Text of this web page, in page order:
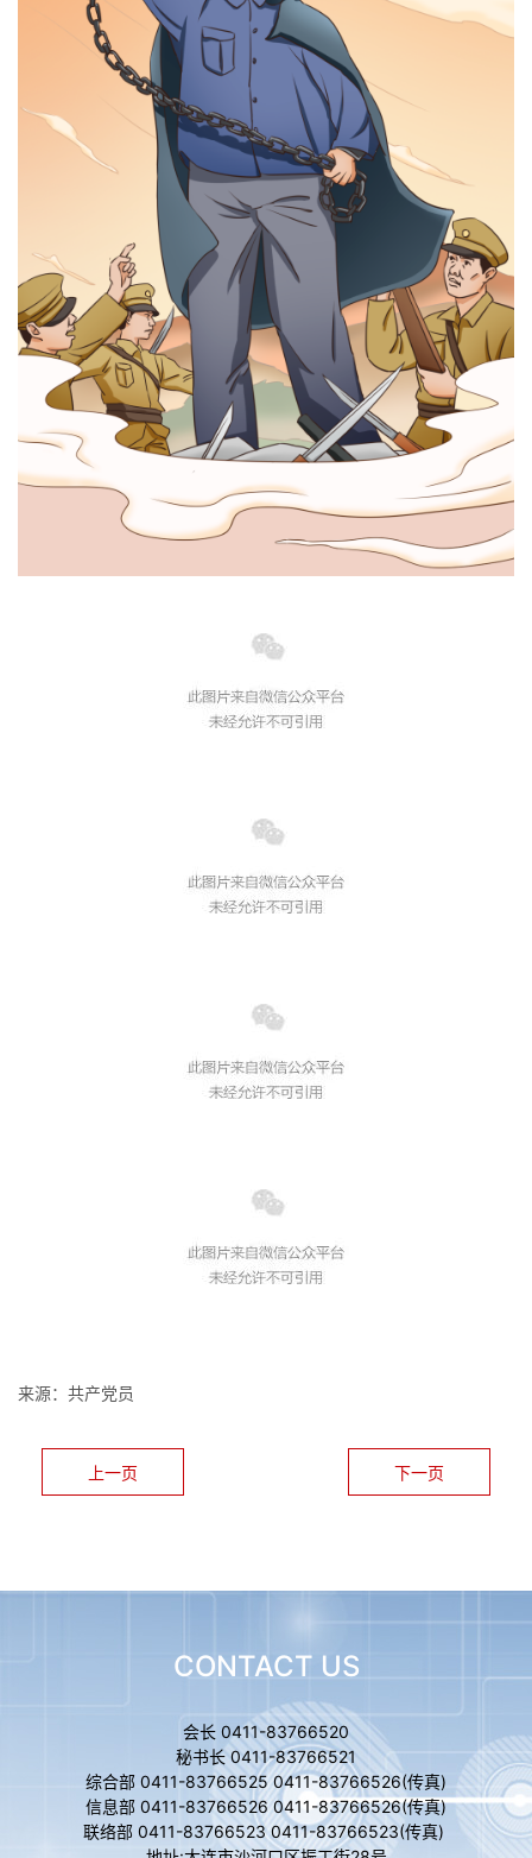
来源：共产党员
上一页 下一页
CONTACT US
会长 0411-83766520
秘书长 0411-83766521
综合部 0411-83766525 0411-83766526(传真)
信息部 0411-83766526 0411-83766526(传真)
联络部 0411-83766523 0411-83766523(传真)